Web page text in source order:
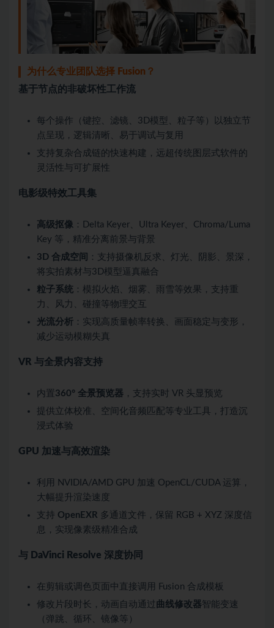
为什么专业团队选择 Fusion？
基于节点的非破坏性工作流
每个操作（键控、滤镜、3D模型、粒子等）以独立节
点呈现，逻辑清晰、易于调试与复用
支持复杂合成链的快速构建，远超传统图层式软件的
灵活性与可扩展性
电影级特效工具集
高级抠像 ：Delta Keyer、Ultra Keyer、Chroma/Luma
Key 等，精准分离前景与背景
3D 合成空间
：支持摄像机反求、灯光、阴影、景深，
将实拍素材与3D模型逼真融合
粒子系统 ：模拟火焰、烟雾、雨雪等效果，支持重
力、风力、碰撞等物理交互
光流分析 ：实现高质量帧率转换、画面稳定与变形，
减少运动模糊失真
VR 与全景内容支持
内置 360° 全景预览器 ，支持实时 VR 头显预览
提供立体校准、空间化音频匹配等专业工具，打造沉
浸式体验
GPU 加速与高效渲染
利用 NVIDIA/AMD GPU 加速 OpenCL/CUDA 运算，
大幅提升渲染速度
支持 OpenEXR 多通道文件，保留 RGB + XYZ 深度信
息，实现像素级精准合成
与 DaVinci Resolve 深度协同
在剪辑或调色页面中直接调用 Fusion 合成模板
修改片段时长，动画自动通过曲线修改器智能变速
（弹跳、循环、镜像等）